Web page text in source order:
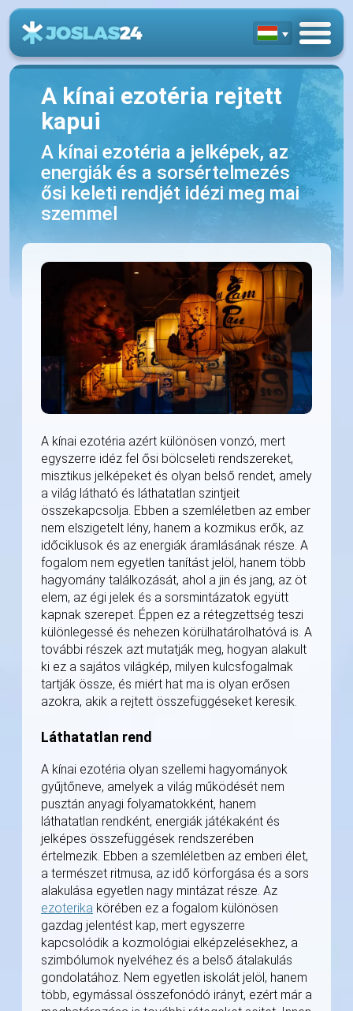
A kínai ezotéria rejtett
kapui
A kínai ezotéria a jelképek, az
energiák és a sorsértelmezés
ősi keleti rendjét idézi meg mai
szemmel
A kínai ezotéria azért különösen vonzó, mert
egyszerre idéz fel ősi bölcseleti rendszereket,
misztikus jelképeket és olyan belső rendet, amely
a világ látható és láthatatlan szintjeit
összekapcsolja. Ebben a szemléletben az ember
nem elszigetelt lény, hanem a kozmikus erők, az
időciklusok és az energiák áramlásának része. A
fogalom nem egyetlen tanítást jelöl, hanem több
hagyomány találkozását, ahol a jin és jang, az öt
elem, az égi jelek és a sorsmintázatok együtt
kapnak szerepet. Éppen ez a rétegzettség teszi
különlegessé és nehezen körülhatárolhatóvá is. A
további részek azt mutatják meg, hogyan alakult
ki ez a sajátos világkép, milyen kulcsfogalmak
tartják össze, és miért hat ma is olyan erősen
azokra, akik a rejtett összefüggéseket keresik.
Láthatatlan rend
A kínai ezotéria olyan szellemi hagyományok
gyűjtőneve, amelyek a világ működését nem
pusztán anyagi folyamatokként, hanem
láthatatlan rendként, energiák játékaként és
jelképes összefüggések rendszerében
értelmezik. Ebben a szemléletben az emberi élet,
a természet ritmusa, az idő körforgása és a sors
alakulása egyetlen nagy mintázat része. Az
ezoterika körében ez a fogalom különösen
gazdag jelentést kap, mert egyszerre
kapcsolódik a kozmológiai elképzelésekhez, a
szimbólumok nyelvéhez és a belső átalakulás
gondolatához. Nem egyetlen iskolát jelöl, hanem
több, egymással összefonódó irányt, ezért már a